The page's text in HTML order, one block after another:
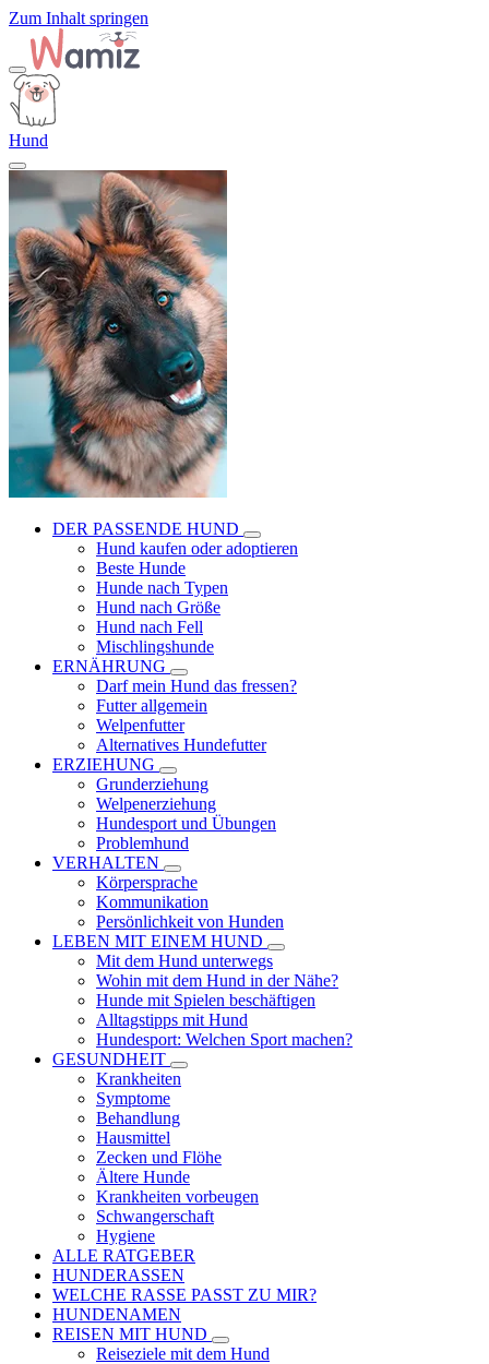
Zum Inhalt springen
Hund
DER PASSENDE HUND
Hund kaufen oder adoptieren
Beste Hunde
Hunde nach Typen
Hund nach Größe
Hund nach Fell
Mischlingshunde
ERNÄHRUNG
Darf mein Hund das fressen?
Futter allgemein
Welpenfutter
Alternatives Hundefutter
ERZIEHUNG
Grunderziehung
Welpenerziehung
Hundesport und Übungen
Problemhund
VERHALTEN
Körpersprache
Kommunikation
Persönlichkeit von Hunden
LEBEN MIT EINEM HUND
Mit dem Hund unterwegs
Wohin mit dem Hund in der Nähe?
Hunde mit Spielen beschäftigen
Alltagstipps mit Hund
Hundesport: Welchen Sport machen?
GESUNDHEIT
Krankheiten
Symptome
Behandlung
Hausmittel
Zecken und Flöhe
Ältere Hunde
Krankheiten vorbeugen
Schwangerschaft
Hygiene
ALLE RATGEBER
HUNDERASSEN
WELCHE RASSE PASST ZU MIR?
HUNDENAMEN
REISEN MIT HUND
Reiseziele mit dem Hund